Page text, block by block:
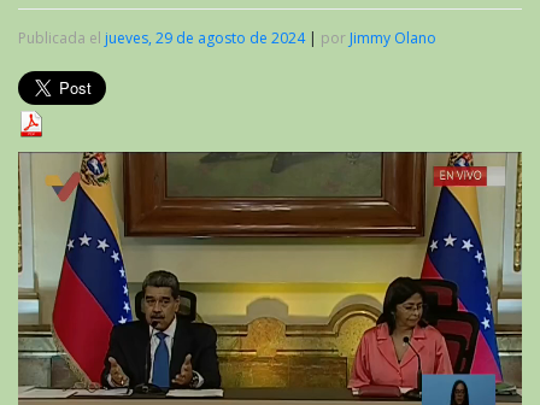
Publicada el jueves, 29 de agosto de 2024| por Jimmy Olano